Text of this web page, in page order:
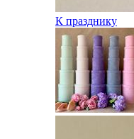
К празднику